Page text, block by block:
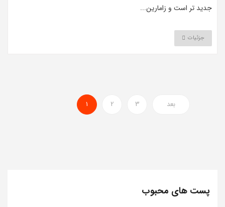
جدید تر است و زامارین...
جزئیات
1 2 3 بعد
پست های محبوب